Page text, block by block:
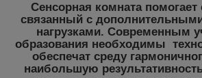
Сенсорная комната помогает
связанный с
нагрузками. Современным
образования необходимы
обеспечат среду
наибольшую